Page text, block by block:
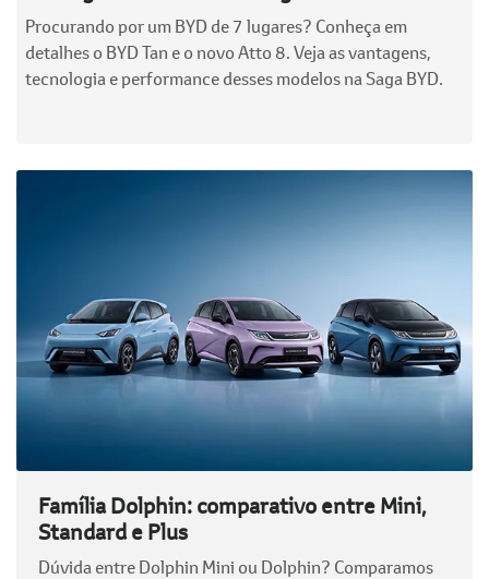
Procurando por um BYD de 7 lugares? Conheça em
detalhes o BYD Tan e o novo Atto 8. Veja as vantagens,
tecnologia e performance desses modelos na Saga BYD.
Família Dolphin: comparativo entre Mini,
Standard e Plus
Dúvida entre Dolphin Mini ou Dolphin? Comparamos